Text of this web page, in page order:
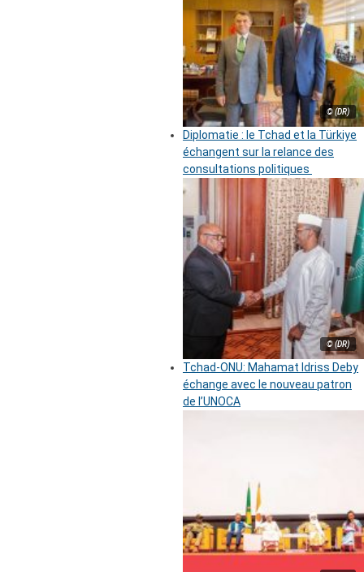
© (DR)
Diplomatie : le Tchad et la Türkiye
échangent sur la relance des
consultations politiques
© (DR)
Tchad-ONU: Mahamat Idriss Deby
échange avec le nouveau patron
de l’UNOCA